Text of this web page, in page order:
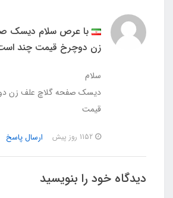
با عرص سلام دیسک
زن دوچرخ قیمت چند
سلام
دیسک صفحه گلاچ علف زن
قیمت
ارسال پاسخ
دیدگاه خود را بنویسید